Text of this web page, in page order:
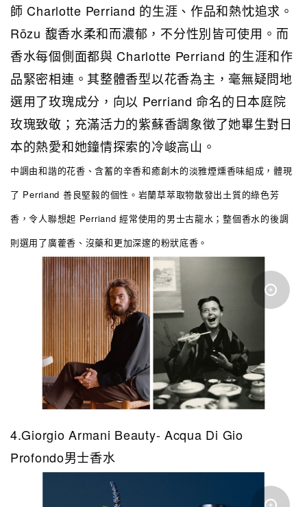
師 Charlotte Perriand 的生涯、作品和熱忱追求。
Rōzu 馥香水柔和而濃郁，不分性別皆可使用。而
香水每個側面都與 Charlotte Perriand 的生涯和作
品緊密相連。其整體香型以花香為主，毫無疑問地
選用了玫瑰成分，向以 Perriand 命名的日本庭院
玫瑰致敬；充滿活力的紫蘇香調象徵了她畢生對日
本的熱愛和她鐘情探索的冷峻高山。
中調由和諧的花香、含蓄的辛香和癒創木的淡雅煙燻香味組成，體現
了 Perriand 善良堅毅的個性。岩蘭草萃取物散發出土質的綠色芳
香，令人聯想起 Perriand 經常使用的男士古龍水；整個香水的後調
則選用了廣藿香、沒藥和更加深邃的粉狀底香。
4.Giorgio Armani Beauty- Acqua Di Gio
Profondo男士香水